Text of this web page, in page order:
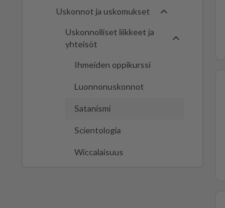
Uskonnot ja uskomukset
Uskonnolliset liikkeet ja
yhteisöt
Ihmeiden oppikurssi
Luonnonuskonnot
Satanismi
Scientologia
Wiccalaisuus